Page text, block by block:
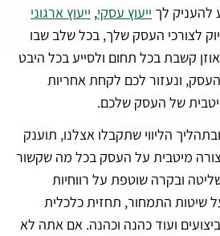
להעניק לך ייעוץ עסקי, ייעוץ ארגוני
לצורכי העסק שלך, בכל שלב שבו
קשבת בכל תחום ולסייע בכל היבט
ונעזור לכם לקחת אחריות
של העסק שלכם.
הליווי שתקבלו אצלנו, תוענק
מיטבית על העסק בכל מה שקשור
ובקרה שוטפת על רווחיות
שיטות התמחור, תחזית כלכלית
ועוד כהנה וכהנה. אם אתה לא